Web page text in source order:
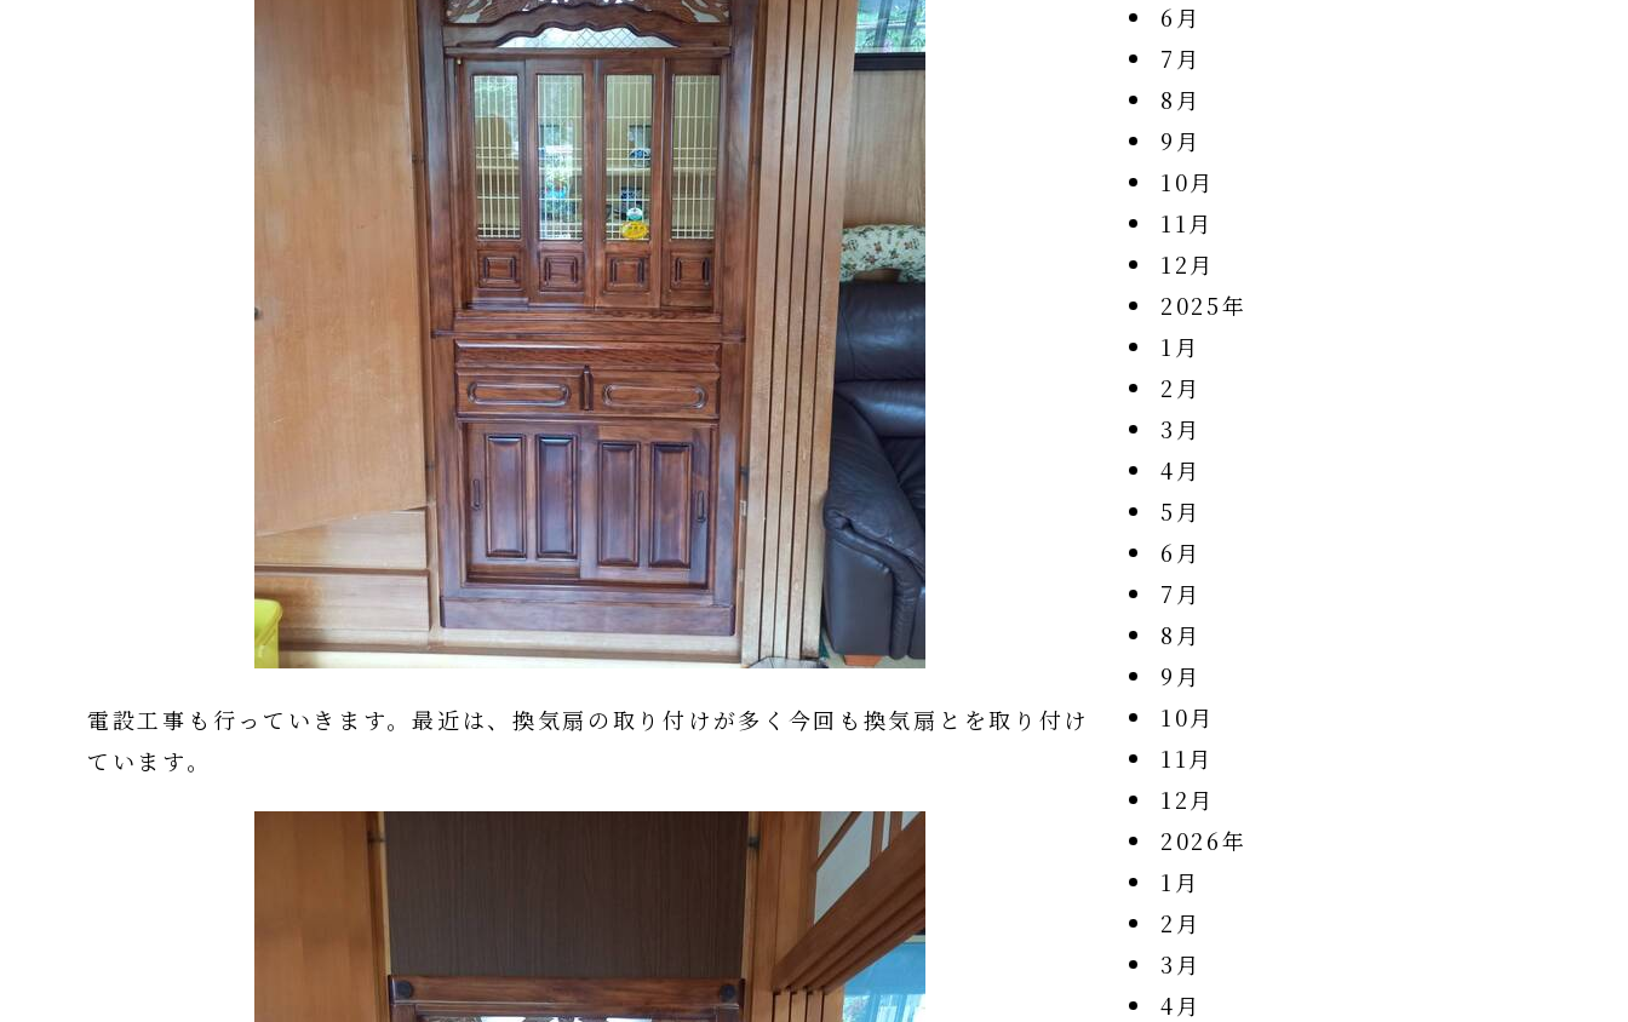
電設工事も行っていきます。最近は、換気扇の取り付けが多く今回も換気扇とを取り付け
ています。
6月
7月
8月
9月
10月
11月
12月
2025年
1月
2月
3月
4月
5月
6月
7月
8月
9月
10月
11月
12月
2026年
1月
2月
3月
4月